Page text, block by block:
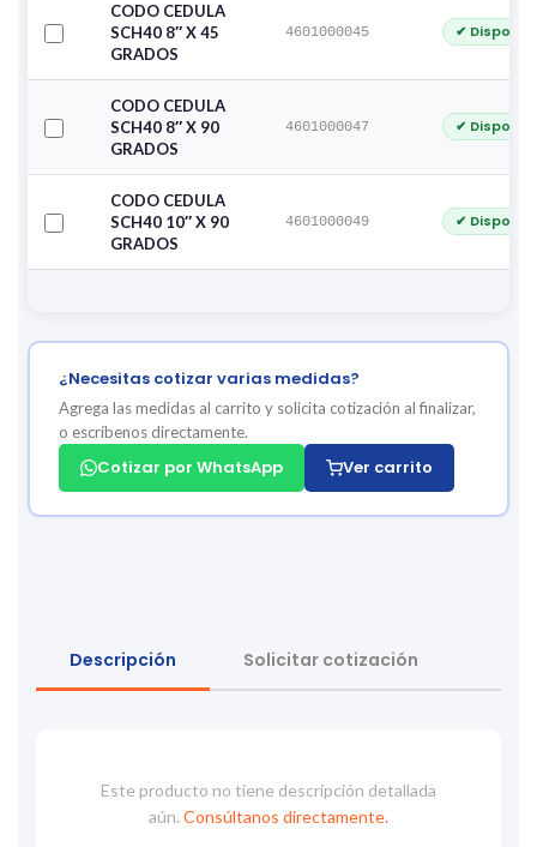
CODO CEDULA
SCH40 8″ X 45
GRADOS
4601000045 ✔
CODO CEDULA
SCH40 8″ X 90
GRADOS
4601000047 ✔
CODO CEDULA
SCH40 10″ X 90
GRADOS
4601000049 ✔
¿Necesitas cotizar varias medidas?
Agrega las medidas al carrito y solicita cotización al finalizar,
o escríbenos directamente.
Cotizar por WhatsApp Ver carrito
Descripción Solicitar cotización
Este producto no tiene descripción detallada
aún. Consúltanos directamente.